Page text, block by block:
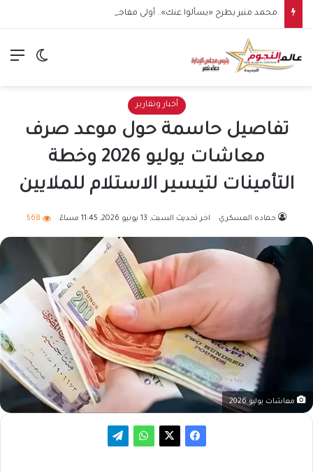
محمد منير يطرح «يسألوا عنك».. أولى مفاجآت صيف 2026
الوضع
أخبار وتقارير
تفاصيل حاسمة حول موعد صرف
معاشات يوليو 2026 وخطة
التأمينات لتيسير الاستلام للملايين
حماده العسكري اخر تحديث السبت, 13 يونيو 2026, 11:45 مساءً 568
معاشات يوليو 2026